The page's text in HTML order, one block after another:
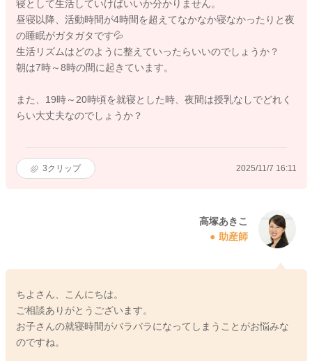
寝として生活していけばいいか分かりません。
昼寝以降、活動時間が4時間を超えてなかなか寝なかったりと夜
の睡眠がガタガタです💦
生活リズムはどのように整えていったらいいのでしょうか？
朝は7時～8時の間に起きています。
また、19時～20時頃を就寝とした時、夜間は授乳なしでどれく
らい大丈夫なのでしょうか？
3クリップ 2025/11/7 16:11
高塚あきこ
助産師
ちよさん、こんにちは。
ご相談ありがとうございます。
お子さんの就寝時間がバラバラになってしまうことがお悩みな
のですね。